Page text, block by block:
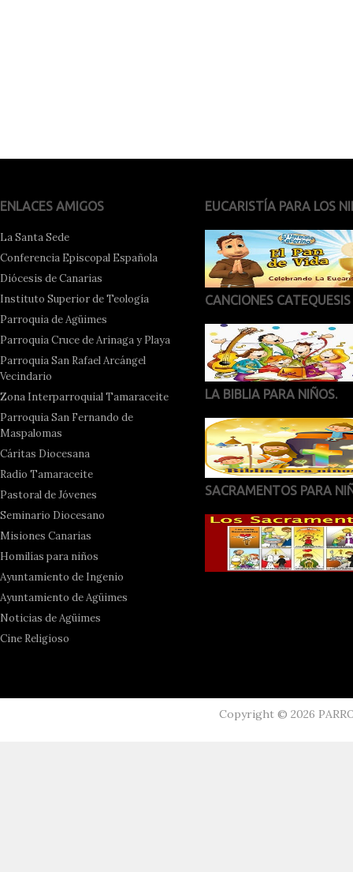
ENLACES AMIGOS
La Santa Sede
Conferencia Episcopal Española
Diócesis de Canarias
Instituto Superior de Teología
Parroquia de Agüimes
Parroquia Cruce de Arinaga y Playa
Parroquia San Rafael Arcángel
Vecindario
Zona Interparroquial Tamaraceite
Parroquia San Fernando de
Maspalomas
Cáritas Diocesana
Radio Tamaraceite
Pastoral de Jóvenes
Seminario Diocesano
Misiones Canarias
Homilías para niños
Ayuntamiento de Ingenio
Ayuntamiento de Agüimes
Noticias de Agüimes
Cine Religioso
EUCARISTÍA PARA LOS
CANCIONES CATEQUESIS
LA BIBLIA PARA NIÑOS.
SACRAMENTOS PARA
Copyright ©2026